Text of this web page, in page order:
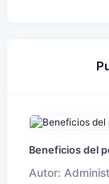
Beneficios del
Autor: